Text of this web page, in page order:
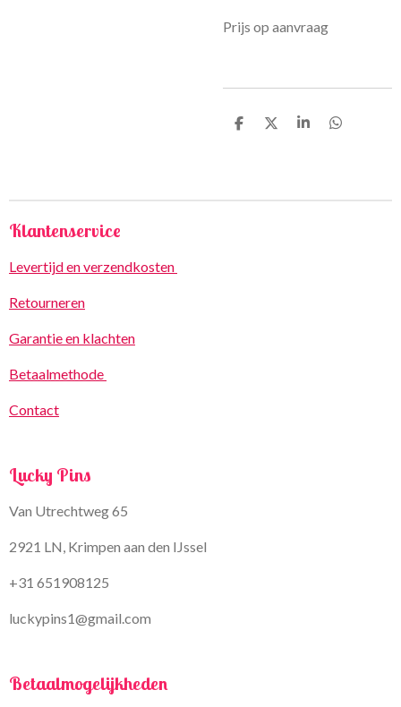
Prijs op aanvraag
D
D
S
D
Klantenservice
Levertijd en verzendkosten
Retourneren
Garantie en klachten
Betaalmethode
Contact
Lucky Pins
Van Utrechtweg 65
2921 LN, Krimpen aan den IJssel
+31 651908125
luckypins1@gmail.com
Betaalmogelijkheden